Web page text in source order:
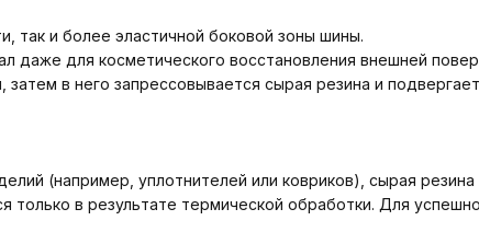
так и более эластичной боковой зоны шины.
даже для косметического восстановления внешней
в него запрессовывается сырая резина и
(например, уплотнителей или ковриков), сырая
только в результате термической обработки. Для